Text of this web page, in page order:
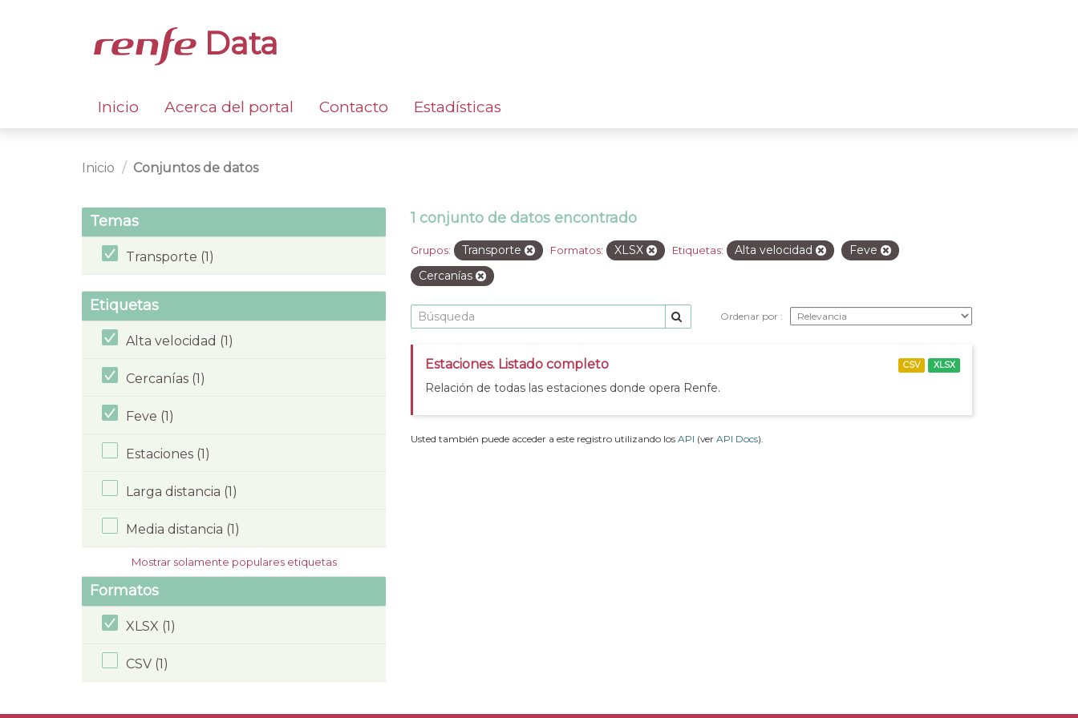
Data
Inicio Acerca del portal Contacto Estadísticas
Inicio Conjuntos de datos
Temas
Transporte (1)
Etiquetas
Alta velocidad (1)
Cercanías (1)
Feve (1)
Estaciones (1)
Larga distancia (1)
Media distancia (1)
Mostrar solamente populares etiquetas
Formatos
XLSX (1)
CSV (1)
1 conjunto de datos encontrado
Grupos: Transporte Formatos: XLSX Etiquetas: Alta velocidad
Feve
Cercanías
Ordenar por
Estaciones. Listado completo
Relación de todas las estaciones donde opera Renfe.
CSV XLSX
Usted también puede acceder a este registro utilizando los API (ver API Docs).